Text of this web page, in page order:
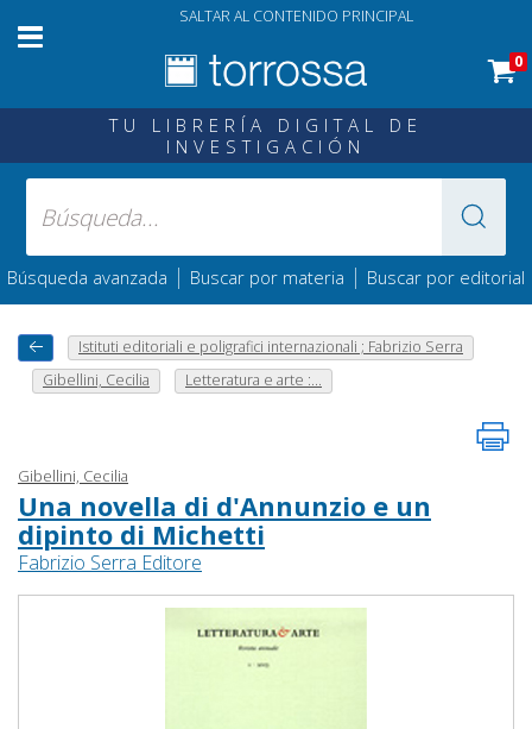
SALTAR AL CONTENIDO PRINCIPAL
0
TU LIBRERÍA DIGITAL DE
INVESTIGACIÓN
Búsqueda avanzada | Buscar por materia | Buscar por editorial
Istituti editoriali e poligrafici internazionali ; Fabrizio Serra
Gibellini, Cecilia
Letteratura e arte :...
Gibellini, Cecilia
Una novella di d'Annunzio e un
dipinto di Michetti
Fabrizio Serra Editore